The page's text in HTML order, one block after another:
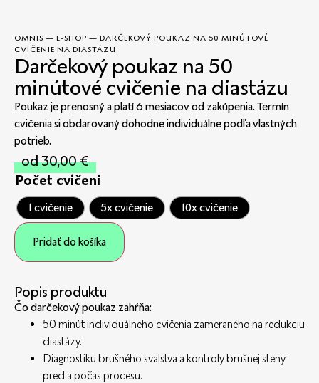
OMNIS — E-SHOP — DARČEKOVÝ POUKAZ NA 50 MINÚTOVÉ
CVIČENIE NA DIASTÁZU
Darčekový poukaz na 50
minútové cvičenie na diastázu
Poukaz je prenosný a platí 6 mesiacov od zakúpenia. Termín
cvičenia si obdarovaný dohodne individuálne podľa vlastných
potrieb.
od30,00€
Počet cvičení
1 cvičenie 5x cvičenie 10x cvičenie
Pridať do košíka
Popis produktu
Čo darčekový poukaz zahŕňa:
50 minút individuálneho cvičenia zameraného na redukciu
diastázy.
Diagnostiku brušného svalstva a kontroly brušnej steny
pred a počas procesu.